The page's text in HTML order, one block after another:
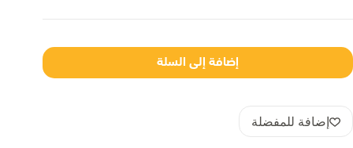
إضافة إلى السلة
إضافة للمفضلة